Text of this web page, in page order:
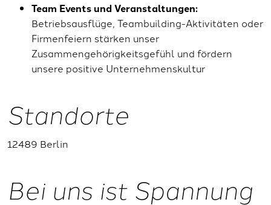
Team Events und Veranstaltungen:
Betriebsausflüge, Teambuilding-Aktivitäten oder
Firmenfeiern stärken unser
Zusammengehörigkeitsgefühl und fördern
unsere positive Unternehmenskultur
Standorte
12489 Berlin
Bei uns ist Spannung